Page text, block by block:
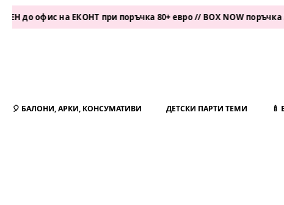
на ЕКОНТ при поръчка 80+ евро // BOX NOW поръчка 50+
🎈 БАЛОНИ, АРКИ, КОНСУМАТИВИ ДЕТСКИ ПАРТИ ТЕМИ 🍼